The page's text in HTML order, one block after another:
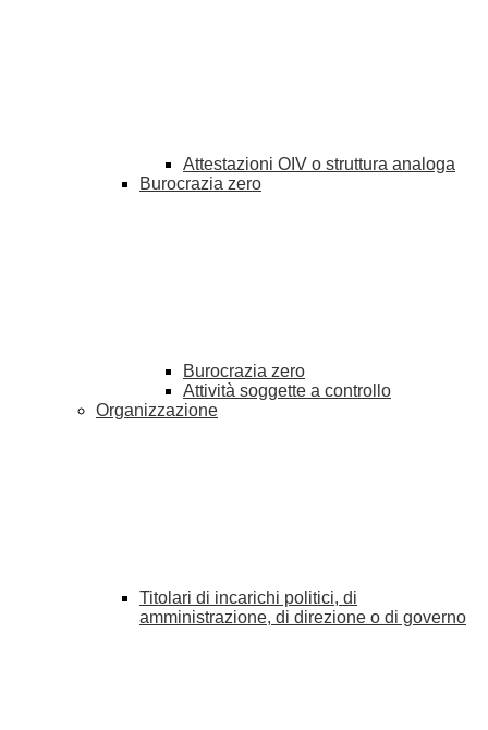
Attestazioni OIV o struttura analoga
Burocrazia zero
Burocrazia zero
Attività soggette a controllo
Organizzazione
Titolari di incarichi politici, di
amministrazione, di direzione o di governo